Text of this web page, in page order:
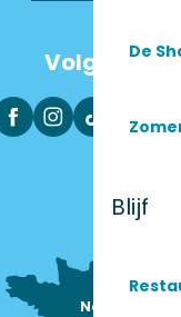
De
Blijf
Volg ons
Nous sommes